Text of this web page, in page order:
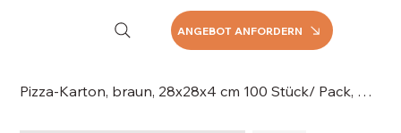
ANGEBOT ANFORDERN
Pizza-Karton, braun, 28x28x4 cm 100 Stück/ Pack, 060-028